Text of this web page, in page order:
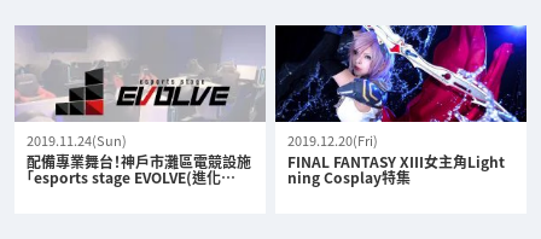
2019.11.24(Sun)
配備專業舞台！神戶市灘區電競設施
「esports stage EVOLVE(進化…
2019.12.20(Fri)
FINAL FANTASY XIII女主角Light
ning Cosplay特集